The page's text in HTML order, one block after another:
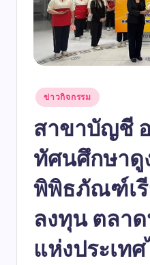
ข่าวกิจกรรม
สาขาบัญชี
ทัศนศึกษาดู
พิพิธภัณฑ์เรี
ลงทุน ตลา
แห่งประเท